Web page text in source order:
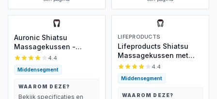
Auronic Shiatsu
Massagekussen -
Elektrisch Nekmassage
Apparaat - Infrarood
Warmtefunctie - Nek en
Schouder Massage
4.4
Middensegment
WAAROM DEZE?
Bekijk specificaties en
LIFEPRODUCTS
Lifeproducts Shiatsu
Massagekussen met
Infrarood 4.4
Middensegment
WAAROM DEZE?